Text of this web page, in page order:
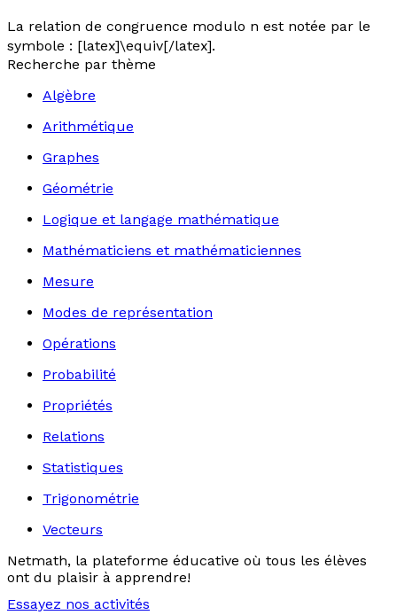
La relation de congruence modulo n est notée par le
symbole : [latex]\equiv[/latex].
Recherche par thème
Algèbre
Arithmétique
Graphes
Géométrie
Logique et langage mathématique
Mathématiciens et mathématiciennes
Mesure
Modes de représentation
Opérations
Probabilité
Propriétés
Relations
Statistiques
Trigonométrie
Vecteurs
Netmath, la plateforme éducative où tous les élèves
ont du plaisir à apprendre!
Essayez nos activités